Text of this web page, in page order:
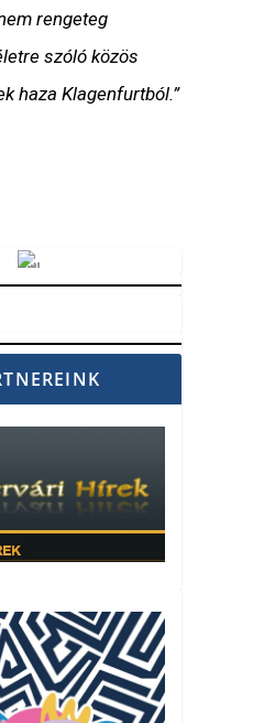
rengeteg
szóló közös
haza Klagenfurtból.”